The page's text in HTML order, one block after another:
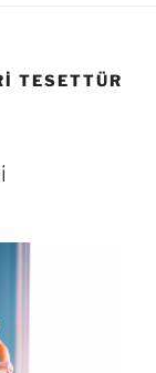
TESETTÜR